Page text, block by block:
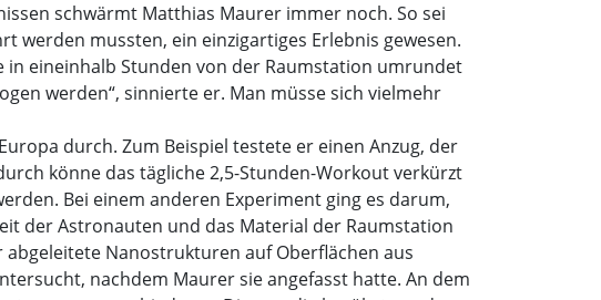
schwärmt Matthias Maurer immer noch. So sei
werden mussten, ein einzigartiges Erlebnis gewesen.
in eineinhalb Stunden von der Raumstation umrundet
werden“, sinnierte er. Man müsse sich vielmehr
durch. Zum Beispiel testete er einen Anzug, der
könne das tägliche 2,5-Stunden-Workout verkürzt
Bei einem anderen Experiment ging es darum,
der Astronauten und das Material der Raumstation
Nanostrukturen auf Oberflächen aus
nachdem Maurer sie angefasst hatte. An dem